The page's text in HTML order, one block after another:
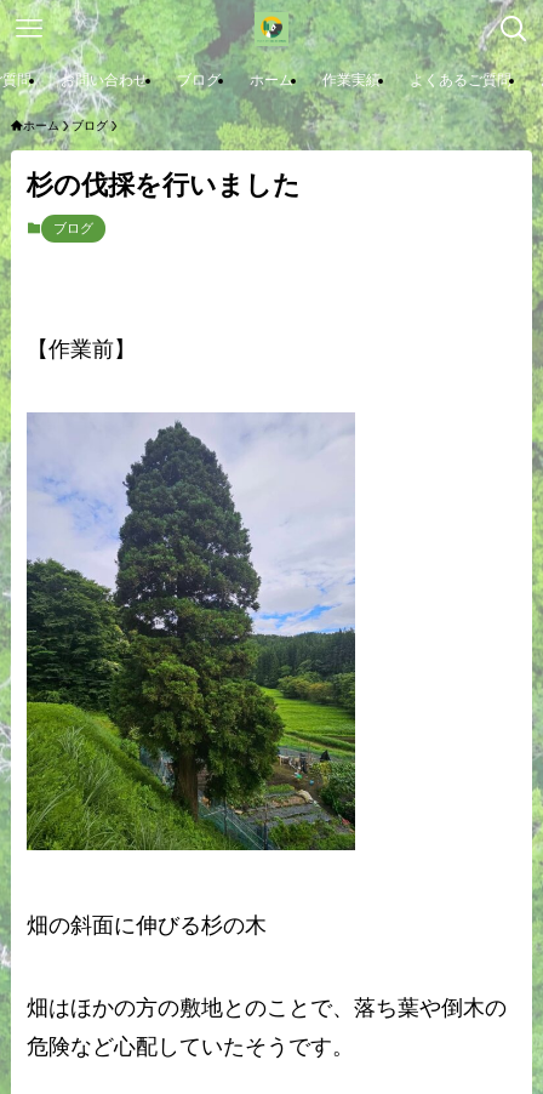
問 お問い合わせ ブログ ホーム 作業実績 よくあるご質問
ホーム ブログ
杉の伐採を行いました
ブログ
【作業前】
畑の斜面に伸びる杉の木
畑はほかの方の敷地とのことで、落ち葉や倒木の
危険など心配していたそうです。